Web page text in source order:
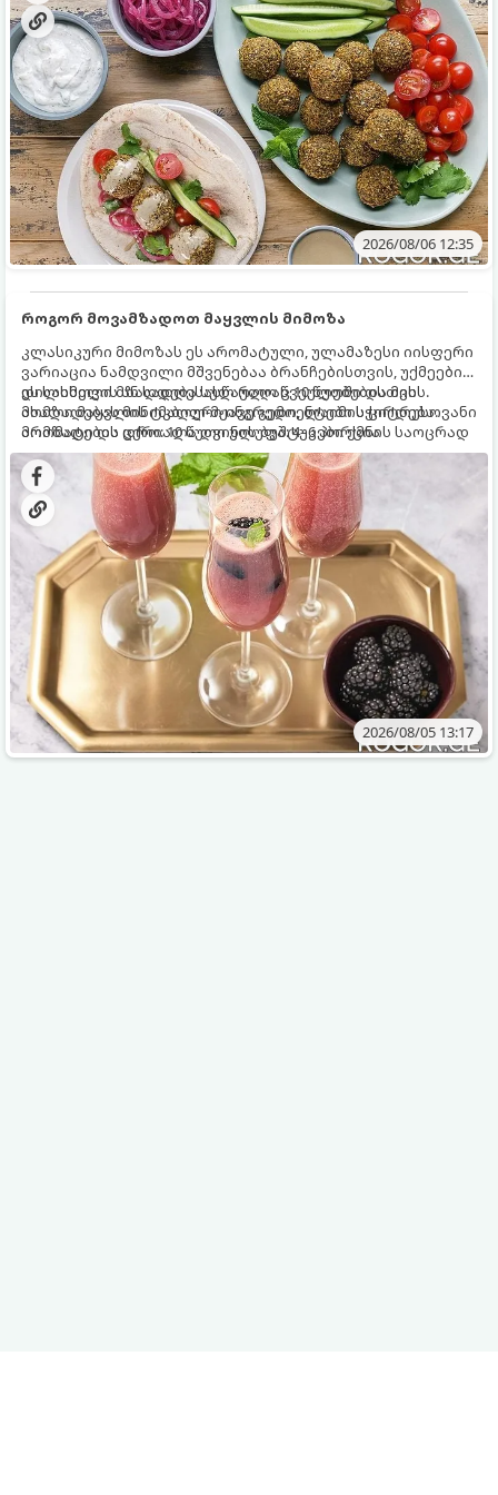
2026/08/06 12:35
როგორ მოვამზადოთ მაყვლის მიმოზა
კლასიკური მიმოზას ეს არომატული, ულამაზესი იისფერი
ვარიაცია ნამდვილი მშვენებაა ბრანჩებისთვის, უქმეების
დილისთვის ან სადღესასწაულო წვეულებებისთვის.
ახალი მაყვლის ტკბილ-მჟავე გემო, ლაიმის ციტრუსოვანი
არომატი და ცქრიალა ღვინის ბუშტუკები ქმნის საოცრად
დახვეწილ და მაგრილებელ კოქტეილს.
ეს სასმელი მზადდება სულ რაღაც 10 წუთში და მის
მომზადებას მინიმალური ინგრედიენტები სჭირდება.
მომზადების დრო: 10 წუთი ულუფა: 4–6 პორცია
2026/08/05 13:17